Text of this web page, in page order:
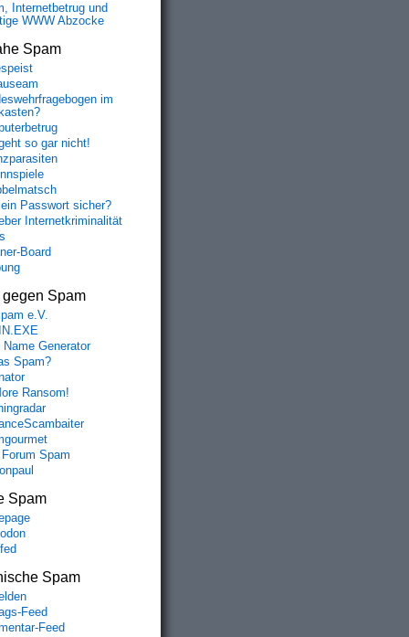
Internetbetrug und
WWW Abzocke
Spam
im
so gar nicht!
Passwort sicher?
Internetkriminalität
Board
gegen Spam
e.V.
Name Generator
Spam?
Ransom!
Spam
Spam
Spam
Feed
Feed